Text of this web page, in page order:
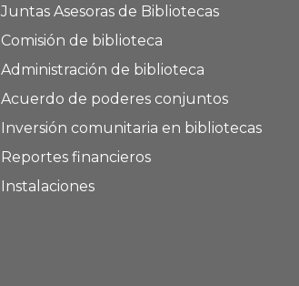
Juntas Asesoras de Bibliotecas
Comisión de biblioteca
Administración de biblioteca
Acuerdo de poderes conjuntos
Inversión comunitaria en bibliotecas
Reportes financieros
Instalaciones